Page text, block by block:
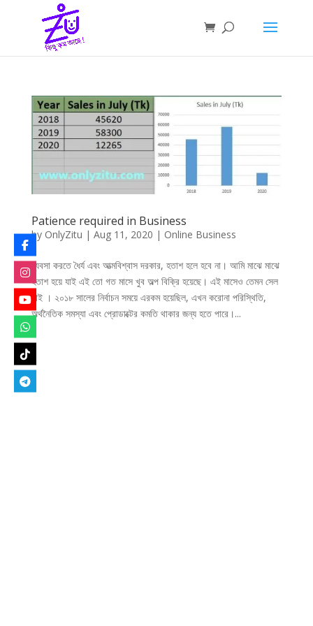
Patience required in Business
by OnlyZitu | Aug 11, 2020 | Online Business
ব্যবসা করতে ধৈর্য এবং আত্মবিশ্বাস দরকার, হতাশ হলে হবে না। আমি মাঝে মাঝে
হতাশ হয়ে যাই এই তো গত মাসে খুব অল্প বিক্রি হয়েছে। এই মাসেও তেমন সেল
নাই । ২০১৮ সালের নির্বাচন সময়ে এরকম হয়েছিল, এখন করোনা পরিস্থিতি,
অর্থনৈতিক সমস্যা এবং প্রোডাক্টের কমতি থাকার জন্য হতে পারে।...